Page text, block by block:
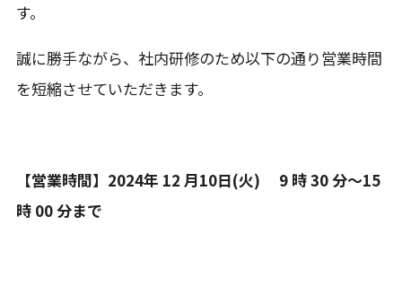
す。
誠に勝手ながら、社内研修のため以下の通り営業時間
を短縮させていただきます。
【営業時間】2024年 12 月10日(火) 9 時 30 分～15
時 00 分まで